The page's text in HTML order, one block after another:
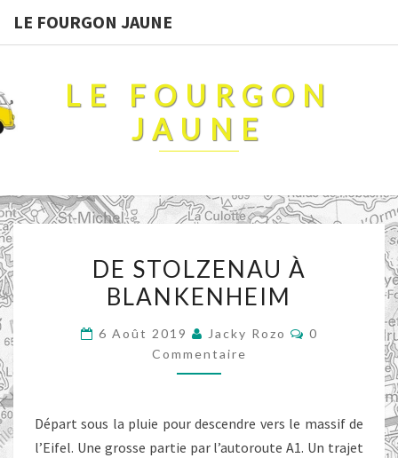
LE FOURGON JAUNE
LE FOURGON
JAUNE
STOLZENAU
À
DE STOLZENAU À
BLANKENHEIM
6 Août 2019 Jacky Rozo
0
Commentaire
Départ sous la pluie pour descendre vers le massif de
l’Eifel. Une grosse partie par l’autoroute A1. Un trajet